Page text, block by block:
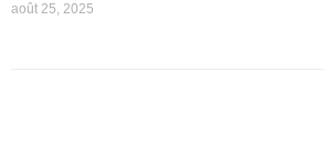
août 25, 2025